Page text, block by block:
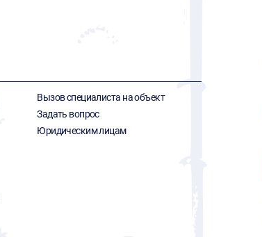
Вызов специалиста на объект
Задать вопрос
Юридическим лицам